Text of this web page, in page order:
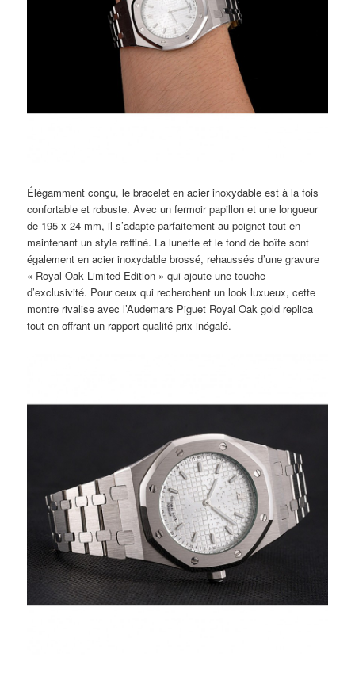
Élégamment conçu, le bracelet en acier inoxydable est à la fois
confortable et robuste. Avec un fermoir papillon et une longueur
de 195 x 24 mm, il s’adapte parfaitement au poignet tout en
maintenant un style raffiné. La lunette et le fond de boîte sont
également en acier inoxydable brossé, rehaussés d’une gravure
« Royal Oak Limited Edition » qui ajoute une touche
d’exclusivité. Pour ceux qui recherchent un look luxueux, cette
montre rivalise avec l’Audemars Piguet Royal Oak gold replica
tout en offrant un rapport qualité-prix inégalé.